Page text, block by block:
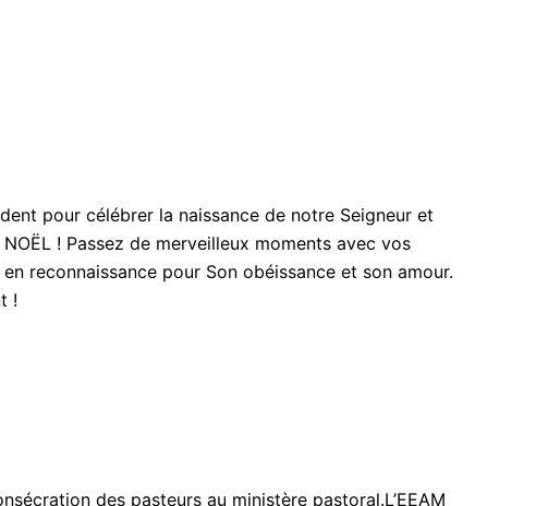
pour célébrer la naissance de notre Seigneur et
! Passez de merveilleux moments avec vos
reconnaissance pour Son obéissance et son amour.
!
des pasteurs au ministère pastoral.L’EEAM